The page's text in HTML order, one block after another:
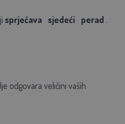
sprječava sjedeći perad .
odgovara veličini vaših